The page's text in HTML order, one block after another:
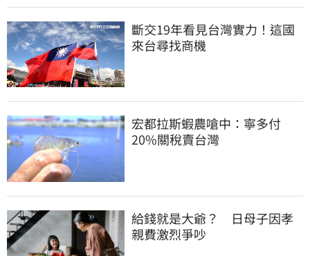
斷交19年看見台灣實力！這國
來台尋找商機
宏都拉斯蝦農嗆中：寧多付
20%關稅賣台灣
給錢就是大爺？　日母子因孝
親費激烈爭吵